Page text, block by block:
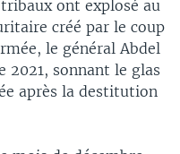
ont explosé au
créé par le coup
le général Abdel
2021, sonnant le glas
après la destitution